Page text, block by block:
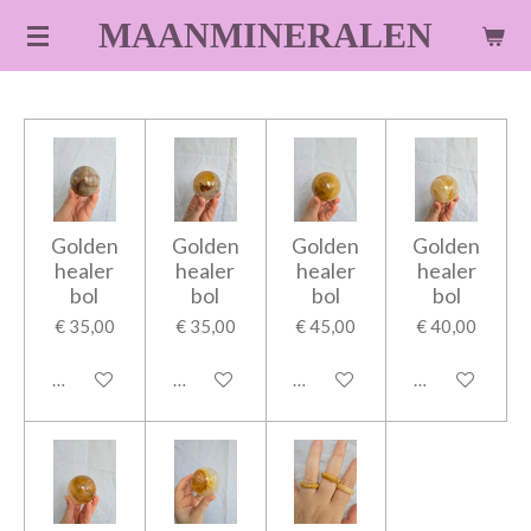
Ga
direct
hoofdinhoud
MAANMINERALEN
Golden
healer
bol
€ 35,00
In winkelwagen
Golden
healer
bol
€ 35,00
In winkelwagen
Golden
healer
bol
€ 45,00
In winkelwagen
Golden
healer
bol
€ 40,00
In